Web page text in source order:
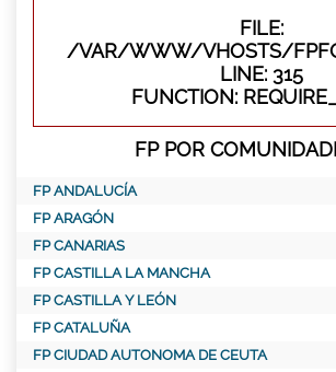
FILE:
/VAR/WWW/VHOSTS/
LINE: 315
FUNCTION:
FP POR
FP ANDALUCÍA
FP ARAGÓN
FP CANARIAS
FP CASTILLA LA MANCHA
FP CASTILLA Y LEÓN
FP CATALUÑA
FP CIUDAD AUTONOMA DE CEUTA